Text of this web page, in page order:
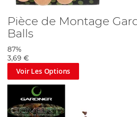
Pièce de Montage
Balls
87%
3,69 €
Voir Les Options